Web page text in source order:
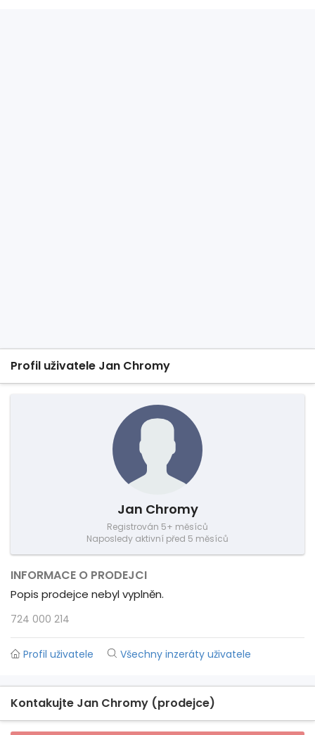
Profil uživatele Jan Chromy
Jan Chromy
Registrován 5+ měsíců
Naposledy aktivní před 5 měsíců
INFORMACE O PRODEJCI
Popis prodejce nebyl vyplněn.
724 000 214
Profil uživatele Všechny inzeráty uživatele
Kontakujte Jan Chromy (prodejce)